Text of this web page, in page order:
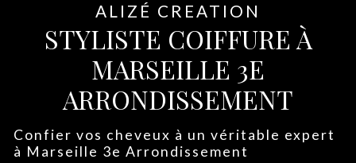
ALIZÉ CREATION
STYLISTE COIFFURE À
MARSEILLE 3E
ARRONDISSEMENT
Confier vos cheveux à un véritable expert
à Marseille 3e Arrondissement